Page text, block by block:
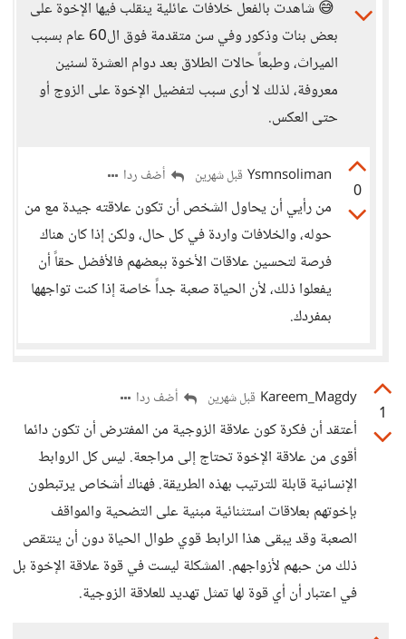
😅 شاهدت بالفعل خلافات عائلية ينقلب فيها الإخوة على
بعض بنات وذكور وفي سن متقدمة فوق ال60 عام بسبب
الميراث، وطبعاً حالات الطلاق بعد دوام العشرة لسنين
معروفة، لذلك لا أرى سبب لتفضيل الإخوة على الزوج أو
حتى العكس.
0
Ysmnsoliman قبل شهرين أضف ردا
من رأيي أن يحاول الشخص أن تكون علاقته جيدة مع من
حوله، والخلافات واردة في كل حال، ولكن إذا كان هناك
فرصة لتحسين علاقات الأخوة ببعضهم فالأفضل حقاً أن
يفعلوا ذلك، لأن الحياة صعبة جداً خاصة إذا كنت تواجهها
بمفردك.
1
Kareem_Magdy قبل شهرين أضف ردا
أعتقد أن فكرة كون علاقة الزوجية من المفترض أن تكون دائما
أقوى من علاقة الإخوة تحتاج إلى مراجعة. ليس كل الروابط
الإنسانية قابلة للترتيب بهذه الطريقة. فهناك أشخاص يرتبطون
بإخوتهم بعلاقات استثنائية مبنية على التضحية والمواقف
الصعبة وقد يبقى هذا الرابط قوي طوال الحياة دون أن ينتقص
ذلك من حبهم لأزواجهم. المشكلة ليست في قوة علاقة الإخوة بل
في اعتبار أن أي قوة لها تمثل تهديد للعلاقة الزوجية.